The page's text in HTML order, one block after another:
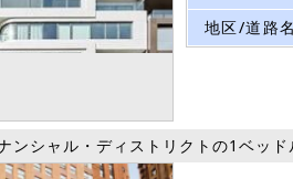
地区/道路
ンシャル・ディストリクトの1ベッ